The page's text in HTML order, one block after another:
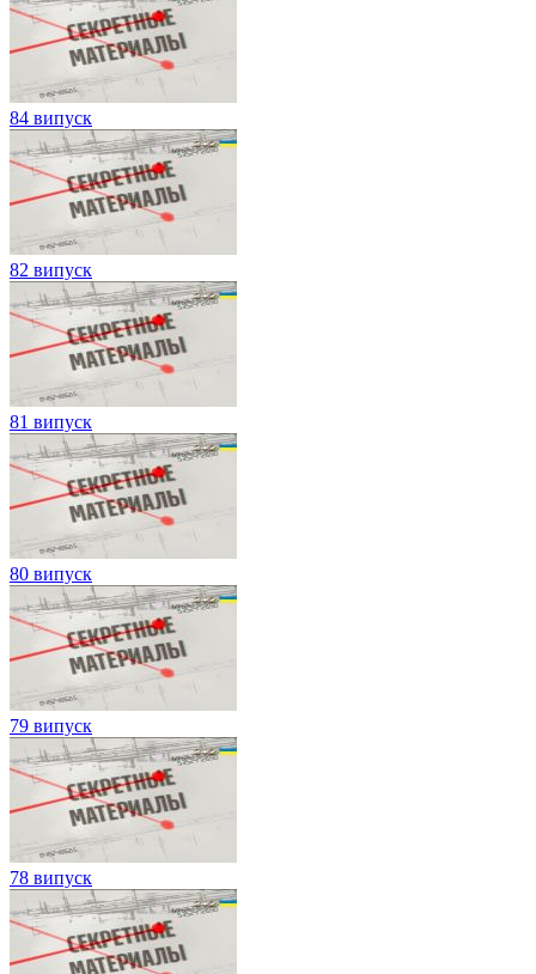
84 випуск
82 випуск
81 випуск
80 випуск
79 випуск
78 випуск